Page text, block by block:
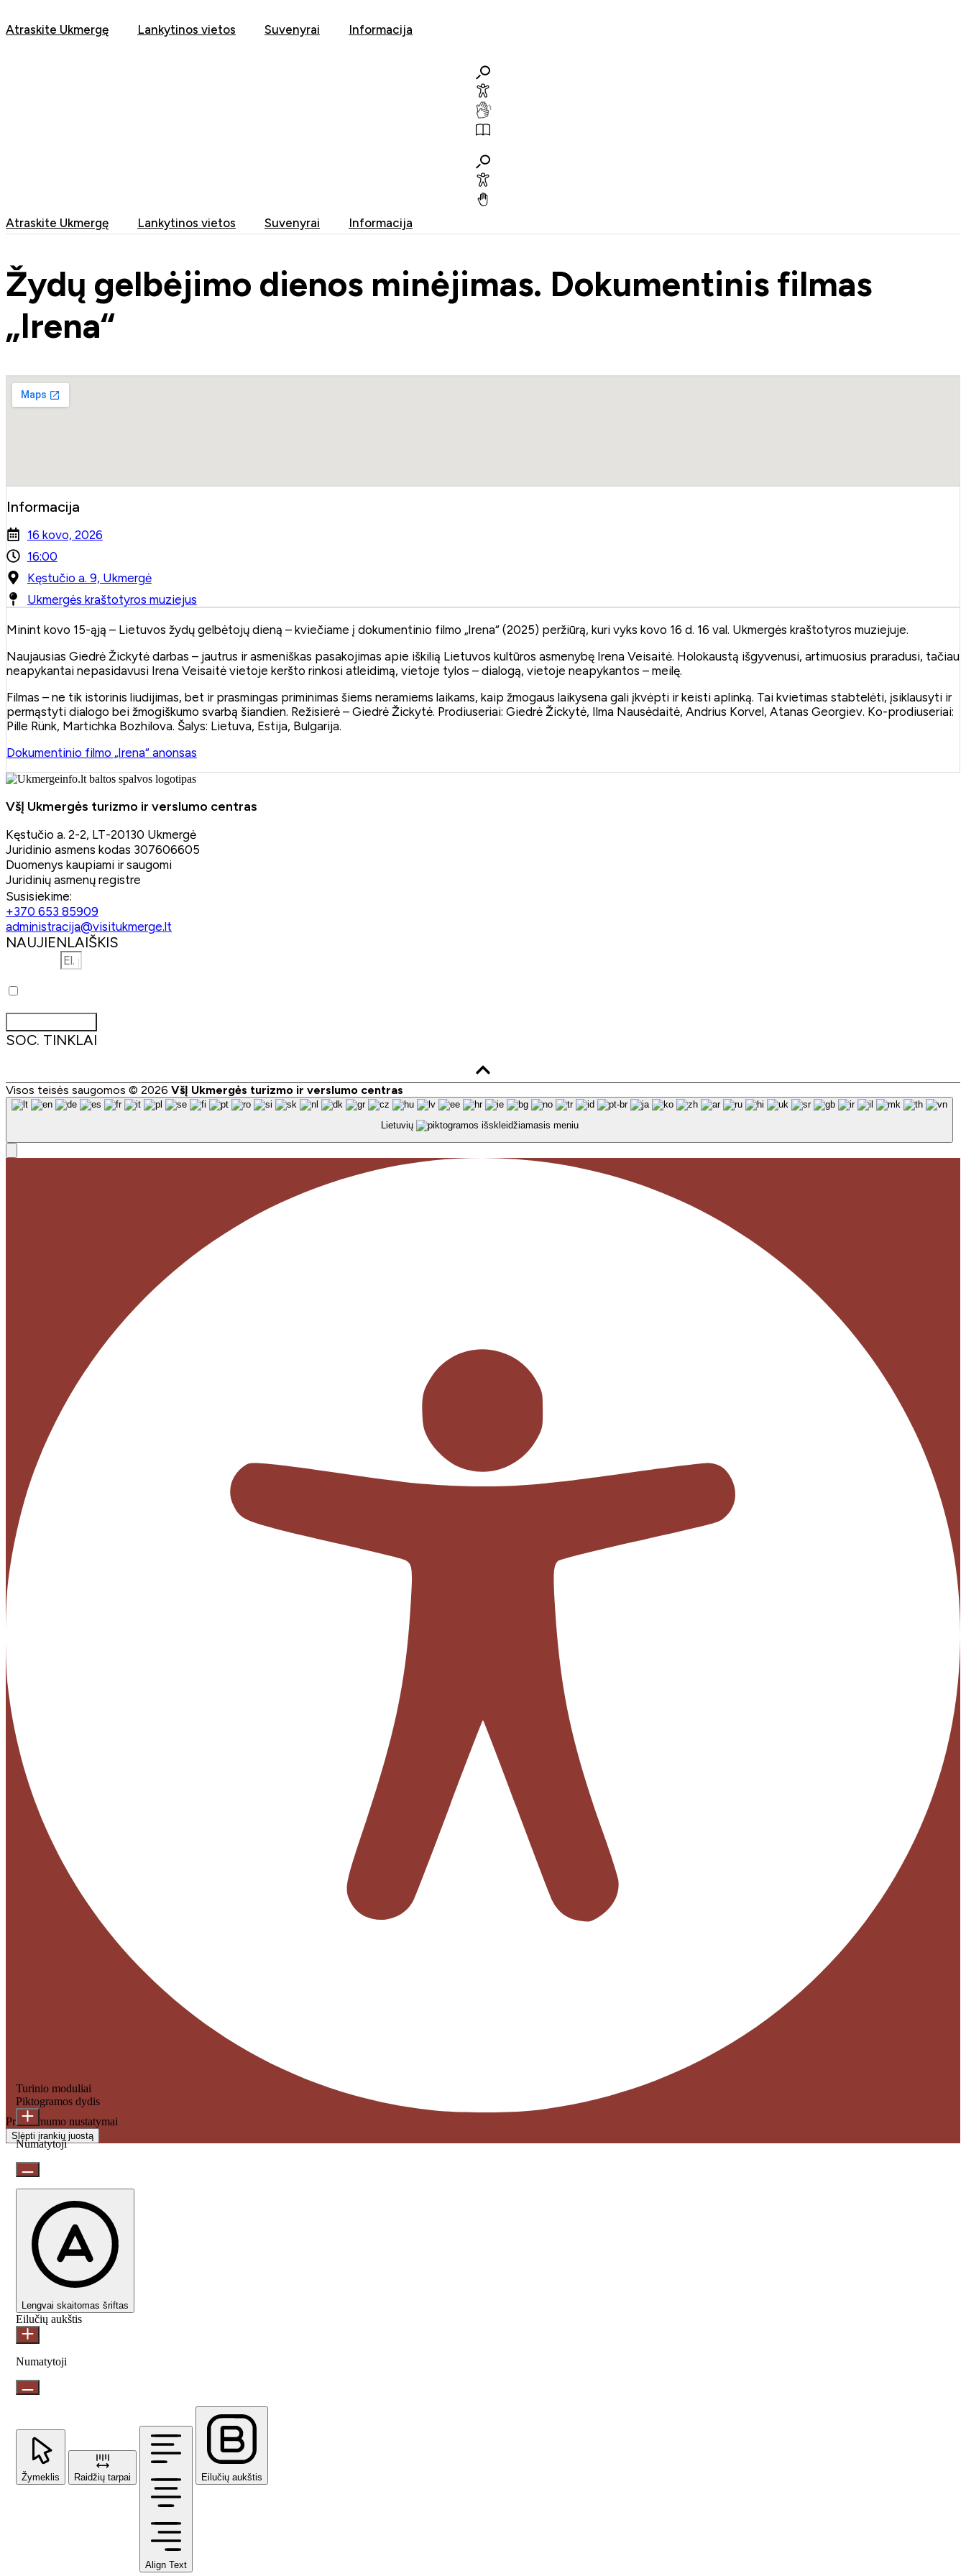
prie
turinio
Atraskite Ukmergę Lankytinos vietos Suvenyrai Informacija
Atraskite Ukmergę Lankytinos vietos Suvenyrai Informacija
Žydų gelbėjimo dienos minėjimas. Dokumentinis filmas
„Irena“
Informacija
16 kovo, 2026
16:00
Kęstučio a. 9, Ukmergė
Ukmergės kraštotyros muziejus
Minint kovo 15-ąją – Lietuvos žydų gelbėtojų dieną – kviečiame į dokumentinio filmo „Irena“ (2025) peržiūrą, kuri vyks kovo 16 d. 16 val. Ukmergės kraštotyros muziejuje.
Naujausias Giedrė Žickytė darbas – jautrus ir asmeniškas pasakojimas apie iškilią Lietuvos kultūros asmenybę Irena Veisaitė. Holokaustą išgyvenusi, artimuosius praradusi, tačiau
neapykantai nepasidavusi Irena Veisaitė vietoje keršto rinkosi atleidimą, vietoje tylos – dialogą, vietoje neapykantos – meilę.
Filmas – ne tik istorinis liudijimas, bet ir prasmingas priminimas šiems neramiems laikams, kaip žmogaus laikysena gali įkvėpti ir keisti aplinką. Tai kvietimas stabtelėti, įsiklausyti ir
permąstyti dialogo bei žmogiškumo svarbą šiandien. Režisierė – Giedrė Žickytė. Prodiuseriai: Giedrė Žickytė, Ilma Nausėdaitė, Andrius Korvel, Atanas Georgiev. Ko-prodiuseriai:
Pille Rünk, Martichka Bozhilova. Šalys: Lietuva, Estija, Bulgarija.
Dokumentinio filmo „Irena“ anonsas
VšĮ Ukmergės turizmo ir verslumo centras
Kęstučio a. 2-2, LT-20130 Ukmergė
Juridinio asmens kodas 307606605
Duomenys kaupiami ir saugomi
Juridinių asmenų registre
Susisiekime:
+370 653 85909
administracija@visitukmerge.lt
NAUJIENLAIŠKIS
SOC. TINKLAI
Visos teisės saugomos © 2026 VšĮ Ukmergės turizmo ir verslumo centras
Lietuvių
Prieinamumo nustatymai
Slėpti įrankių juostą
Turinio moduliai
Piktogramos dydis
Numatytoji
Lengvai skaitomas šriftas
Eilučių aukštis
Numatytoji
Žymeklis Raidžių tarpai
Align Text
Eilučių aukštis